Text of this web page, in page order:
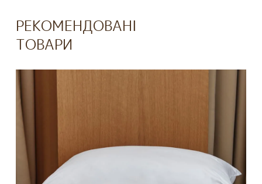
РЕКОМЕНДОВАНІ
ТОВАРИ